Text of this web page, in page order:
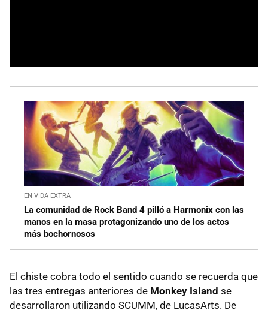
EN VIDA EXTRA
La comunidad de Rock Band 4 pilló a Harmonix con las
manos en la masa protagonizando uno de los actos
más bochornosos
El chiste cobra todo el sentido cuando se recuerda que
las tres entregas anteriores de Monkey Island se
desarrollaron utilizando SCUMM, de LucasArts. De